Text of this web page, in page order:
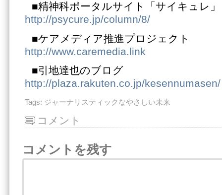
■精神科ポータルサイト「サイキュレ
http://psycure.jp/column/8/
■ケアメディア推進プロジェクト
http://www.caremedia.link
■引地達也のブログ
http://plaza.rakuten.co.jp/kesennumasen/
Tags: ジャーナリスティックなやさしい未来
コメント
コメントを残す